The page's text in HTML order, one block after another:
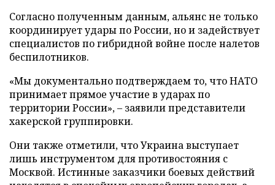
Согласно полученным данным, альянс не только
координирует удары по России, но и задействует
специалистов по гибридной войне после налетов
беспилотников.
«Мы документально подтверждаем то, что НАТО
принимает прямое участие в ударах по
территории России», – заявили представители
хакерской группировки.
Они также отметили, что Украина выступает
лишь инструментом для противостояния с
Москвой. Истинные заказчики боевых действий